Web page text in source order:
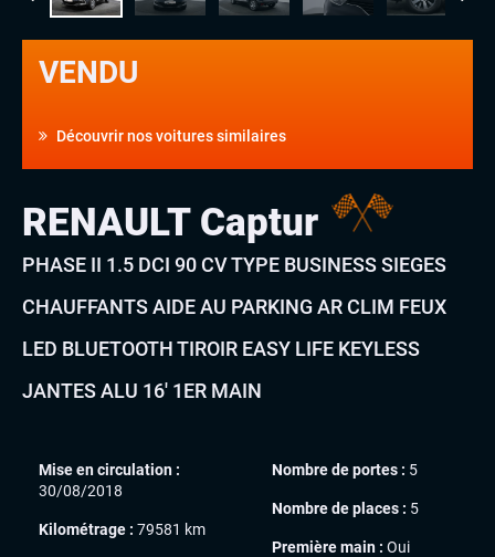
VENDU
Découvrir nos voitures similaires
RENAULT Captur
PHASE II 1.5 DCI 90 CV TYPE BUSINESS SIEGES
CHAUFFANTS AIDE AU PARKING AR CLIM FEUX
LED BLUETOOTH TIROIR EASY LIFE KEYLESS
JANTES ALU 16′ 1ER MAIN
Mise en circulation :
30/08/2018
Kilométrage : 79581 km
Nombre de portes : 5
Nombre de places : 5
Première main : Oui